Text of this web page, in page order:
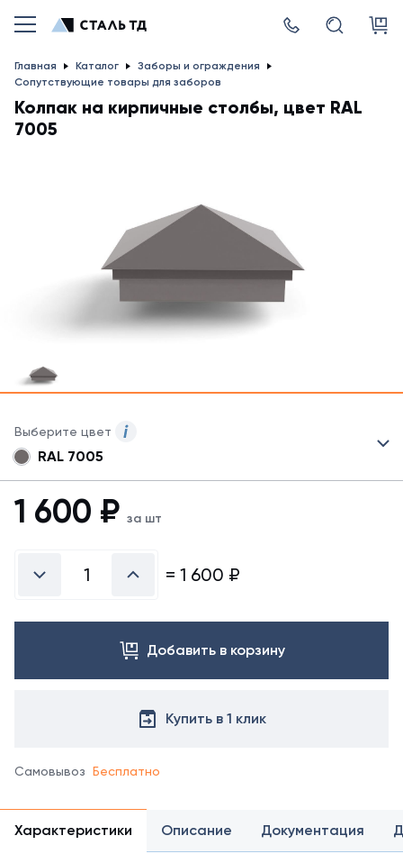
Главная Каталог
Заборы и ограждения
Сопутствующие товары для заборов
Колпак на кирпичные столбы, цвет RAL
7005
Выберите цвет
данного
товара
указаны
цвета.
другого
цвета
свяжитесь
с
RAL 7005
1 600 ₽ за шт
= 1 600 ₽
Добавить в корзину
Купить в 1 клик
Самовывоз Бесплатно
Характеристики Описание Документация